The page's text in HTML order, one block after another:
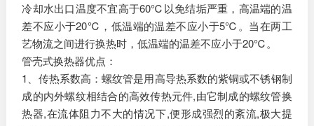
冷却水出口温度不宜高于60℃以免结垢严重，高温端的温
差不应小于20℃，低温端的温差不应小于5℃。当在两工
艺物流之间进行换热时，低温端的温差不应小于20℃。
管壳式换热器优点：
1、传热系数高：螺纹管是用高导热系数的紫铜或不锈钢制
成的内外螺纹相结合的高效传热元件,由它制成的螺纹管换
热器,在流体阻力不大的情况下,便形成强烈的紊流,极大提